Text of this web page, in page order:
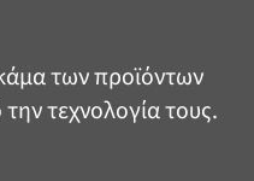
των προϊόντων
τεχνολογία τους.